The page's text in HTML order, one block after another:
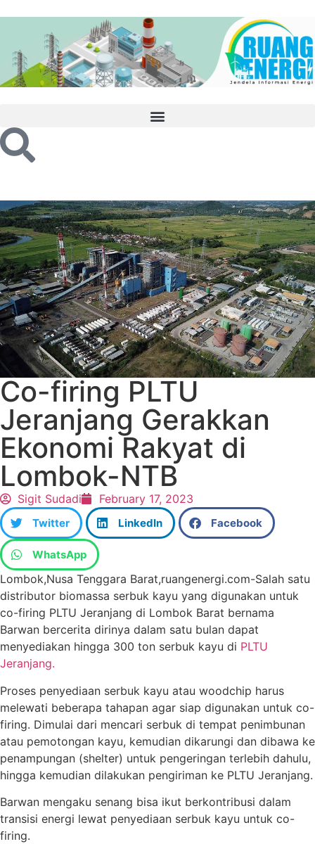
Co-firing PLTU
Jeranjang Gerakkan
Ekonomi Rakyat di
Lombok-NTB
Sigit Sudadi February 17, 2023
Twitter LinkedIn Facebook
WhatsApp
Lombok,Nusa Tenggara Barat,ruangenergi.com-Salah satu
distributor biomassa serbuk kayu yang digunakan untuk
co-firing PLTU Jeranjang di Lombok Barat bernama
Barwan bercerita dirinya dalam satu bulan dapat
menyediakan hingga 300 ton serbuk kayu di PLTU
Jeranjang.
Proses penyediaan serbuk kayu atau woodchip harus
melewati beberapa tahapan agar siap digunakan untuk co-
firing. Dimulai dari mencari serbuk di tempat penimbunan
atau pemotongan kayu, kemudian dikarungi dan dibawa ke
penampungan (shelter) untuk pengeringan terlebih dahulu,
hingga kemudian dilakukan pengiriman ke PLTU Jeranjang.
Barwan mengaku senang bisa ikut berkontribusi dalam
transisi energi lewat penyediaan serbuk kayu untuk co-
firing.